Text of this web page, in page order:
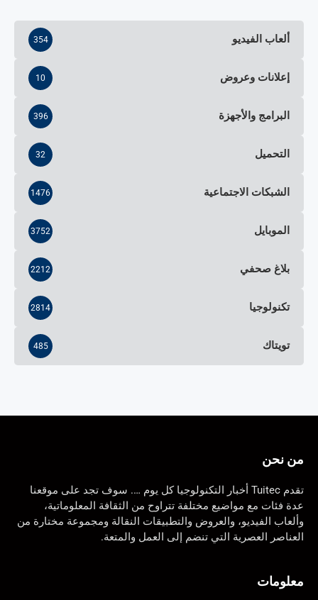
ألعاب الفيديو 354
إعلانات وعروض 10
البرامج والأجهزة 396
التحميل 32
الشبكات الاجتماعية 1476
الموبايل 3752
بلاغ صحفي 2212
تكنولوجيا 2814
تويتاك 485
من نحن
تقدم Tuitec أخبار التكنولوجيا كل يوم …. سوف تجد على موقعنا
عدة فئات مع مواضيع مختلفة تتراوح من الثقافة المعلوماتية،
وألعاب الفيديو، والعروض والتطبيقات النقالة ومجموعة مختارة من
العناصر العصرية التي تنضم إلى العمل والمتعة.
معلومات